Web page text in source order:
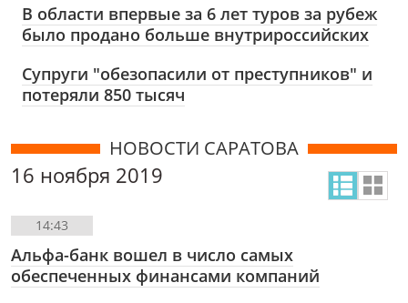
В области впервые за 6 лет туров за рубеж
было продано больше внутрироссийских
Супруги "обезопасили от преступников" и
потеряли 850 тысяч
НОВОСТИ САРАТОВА
16 ноября 2019
14:43
Альфа-банк вошел в число самых
обеспеченных финансами компаний